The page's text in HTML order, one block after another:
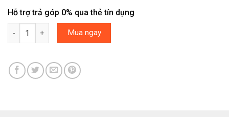
Hỗ trợ trả góp 0% qua thẻ tín dụng
Quạt tháp lọc không khí cấp ẩm Ultty SKJ-CR022 số lượng
Mua ngay